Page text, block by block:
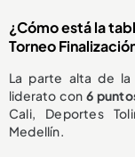
¿Cómo está la
Torneo
La parte alta de
liderato con 6
Cali, Deportes
Medellín.